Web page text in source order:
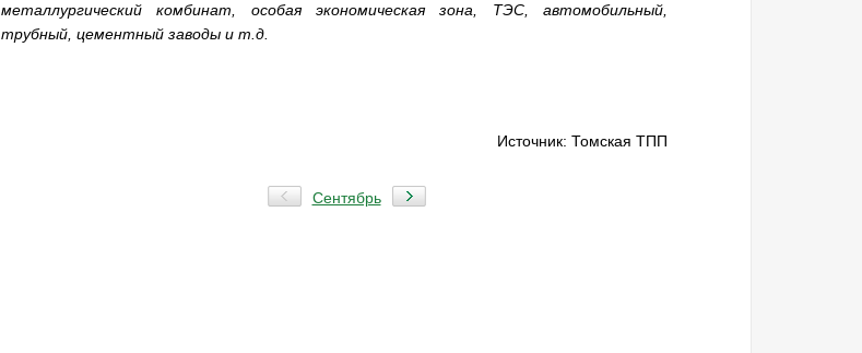
металлургический комбинат, особая экономическая зона, ТЭС, автомобильный,
трубный, цементный заводы и т.д.
Источник: Томская ТПП
Сентябрь